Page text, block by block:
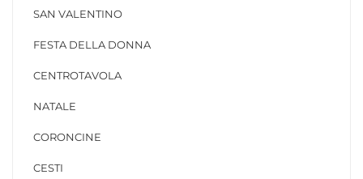
SAN VALENTINO
FESTA DELLA DONNA
CENTROTAVOLA
NATALE
CORONCINE
CESTI